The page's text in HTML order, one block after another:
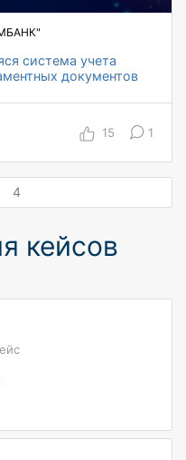
система учета
документов
внесено
внедрение
15 1
4
кейсов